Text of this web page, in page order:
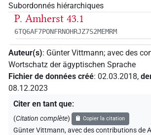
Subordonnés hiérarchiques
P. Amherst 43.1
6TQ6AF7PONFRNOHRJZ7S2MEMRM
Auteur(s): Günter Vittmann; avec des
Wortschatz der ägyptischen Sprache
Fichier de données créé: 02.03.2018,
08.12.2023
Citer en tant que:
(Citation complète) Copier la citation
Günter Vittmann,avec des contributions de